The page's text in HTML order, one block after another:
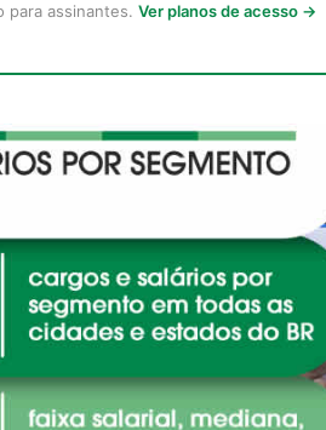
para assinantes. Ver planos de acesso →